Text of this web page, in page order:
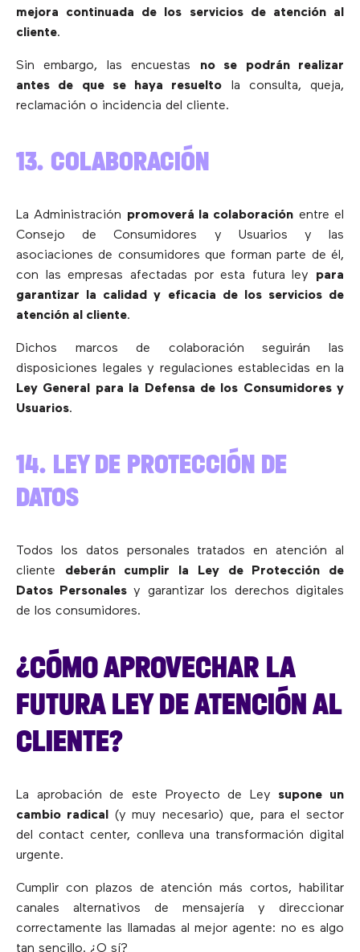
mejora continuada de los servicios de atención al
cliente.
Sin embargo, las encuestas no se podrán realizar
antes de que se haya resuelto la consulta, queja,
reclamación o incidencia del cliente.
13. COLABORACIÓN
La Administración promoverá la colaboración entre el
Consejo de Consumidores y Usuarios y las
asociaciones de consumidores que forman parte de él,
con las empresas afectadas por esta futura ley para
garantizar la calidad y eficacia de los servicios de
atención al cliente.
Dichos marcos de colaboración seguirán las
disposiciones legales y regulaciones establecidas en la
Ley General para la Defensa de los Consumidores y
Usuarios.
14. LEY DE PROTECCIÓN DE
DATOS
Todos los datos personales tratados en atención al
cliente deberán cumplir la Ley de Protección de
Datos Personalesy garantizar los derechos digitales
de los consumidores.
¿CÓMO APROVECHAR LA
FUTURA LEY DE ATENCIÓN AL
CLIENTE?
La aprobación de este Proyecto de Ley supone un
cambio radical(y muy necesario) que, para el sector
del contact center, conlleva una transformación digital
urgente.
Cumplir con plazos de atención más cortos, habilitar
canales alternativos de mensajería y direccionar
correctamente las llamadas al mejor agente: no es algo
tan sencillo. ¿O sí?